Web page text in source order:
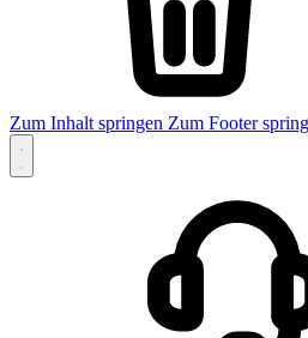
Zum Inhalt springen Zum Footer